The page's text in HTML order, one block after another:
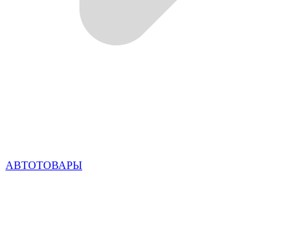
АВТОТОВАРЫ